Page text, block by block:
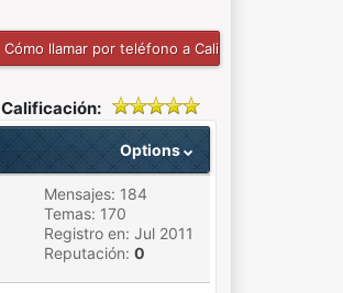
Cómo llamar por teléfono a California
Calificación:
Options
Mensajes: 184
Temas: 170
Registro en: Jul 2011
Reputación: 0